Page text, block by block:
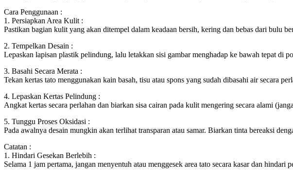
Cara Penggunaan :
1. Persiapkan Area Kulit :
Pastikan bagian kulit yang akan ditempel dalam keadaan bersih, kering dan bebas dari bulu
2. Tempelkan Desain :
Lepaskan lapisan plastik pelindung, lalu letakkan sisi gambar menghadap ke bawah tepat di
3. Basahi Secara Merata :
Tekan kertas tato menggunakan kain basah, tisu atau spons yang sudah dibasahi air secara
4. Lepaskan Kertas Pelindung :
Angkat kertas secara perlahan dan biarkan sisa cairan pada kulit mengering secara alami
5. Tunggu Proses Oksidasi :
Pada awalnya desain mungkin akan terlihat transparan atau samar. Biarkan tinta bereaksi
Catatan :
1. Hindari Gesekan Berlebih :
Selama 1 jam pertama, jangan menyentuh atau menggesek area tato secara kasar dan